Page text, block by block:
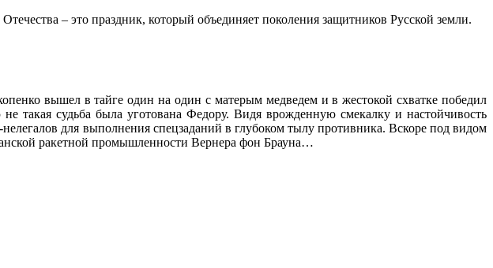
– это праздник, который объединяет поколения защитников Русской земли.
вышел в тайге один на один с матерым медведем и в жестокой схватке победил
такая судьба была уготована Федору. Видя врожденную смекалку и настойчивость
для выполнения спецзаданий в глубоком тылу противника. Вскоре под видом
ракетной промышленности Вернера фон Брауна…